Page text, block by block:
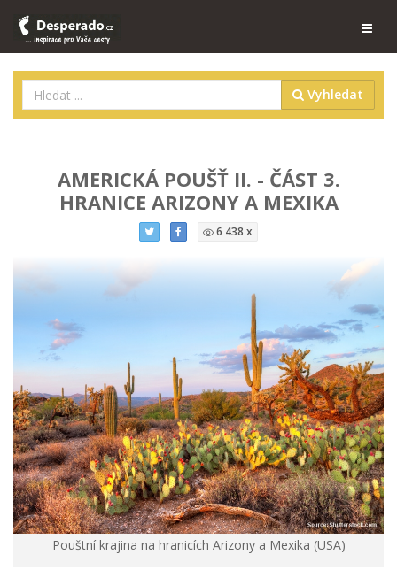
Vyhledat
AMERICKÁ POUŠŤ II. - ČÁST 3.
HRANICE ARIZONY A MEXIKA
6 438 x
Pouštní krajina na hranicích Arizony a Mexika (USA)